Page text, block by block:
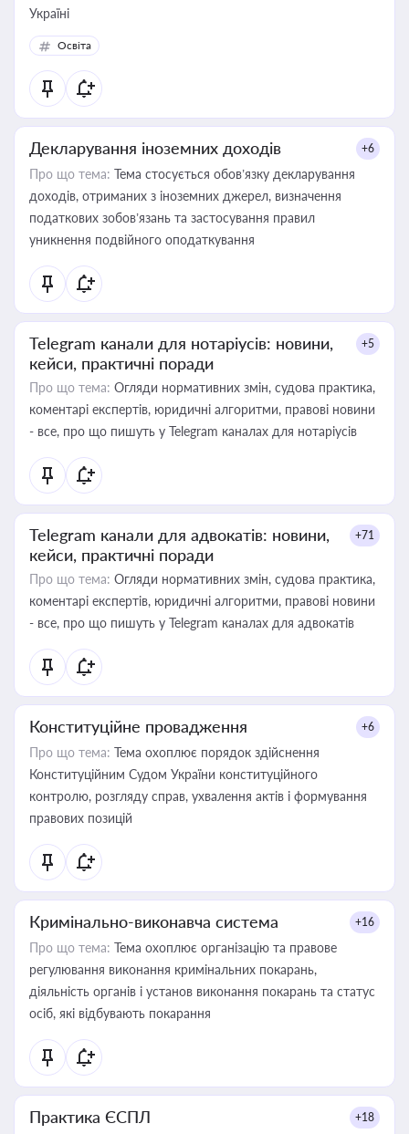
Україні
Освіта
Декларування іноземних доходів +6
Про що тема: Тема стосується обов’язку декларування
доходів, отриманих з іноземних джерел, визначення
податкових зобов’язань та застосування правил
уникнення подвійного оподаткування
Telegram канали для нотаріусів: новини,
кейси, практичні поради
+5
Про що тема: Огляди нормативних змін, судова практика,
коментарі експертів, юридичні алгоритми, правові новини
- все, про що пишуть у Telegram каналах для нотаріусів
Telegram канали для адвокатів: новини,
кейси, практичні поради
+71
Про що тема: Огляди нормативних змін, судова практика,
коментарі експертів, юридичні алгоритми, правові новини
- все, про що пишуть у Telegram каналах для адвокатів
Конституційне провадження +6
Про що тема: Тема охоплює порядок здійснення
Конституційним Судом України конституційного
контролю, розгляду справ, ухвалення актів і формування
правових позицій
Кримінально-виконавча система +16
Про що тема: Тема охоплює організацію та правове
регулювання виконання кримінальних покарань,
діяльність органів і установ виконання покарань та статус
осіб, які відбувають покарання
Практика ЄСПЛ +18